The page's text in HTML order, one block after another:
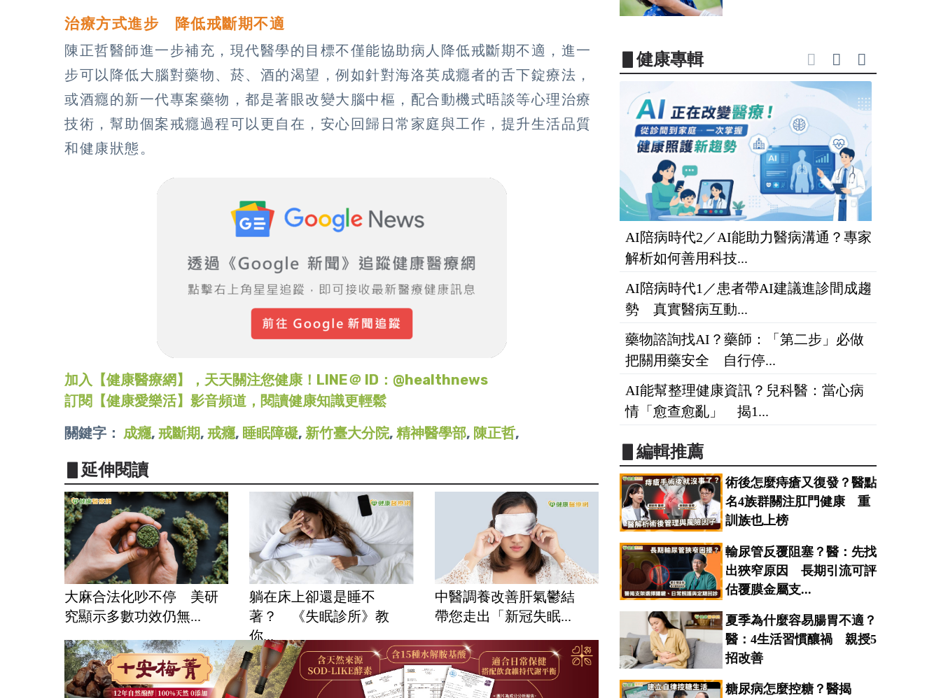
治療方式進步 降低戒斷期不適
陳正哲醫師進一步補充，現代醫學的目標不僅能協助病人降低戒斷期不適，進一
步可以降低大腦對藥物、菸、酒的渴望，例如針對海洛英成癮者的舌下錠療法，
或酒癮的新一代專案藥物，都是著眼改變大腦中樞，配合動機式晤談等心理治療
技術，幫助個案戒癮過程可以更自在，安心回歸日常家庭與工作，提升生活品質
和健康狀態。
加入【健康醫療網】，天天關注您健康！LINE＠ ID：@healthnews
訂閱【健康愛樂活】影音頻道，閱讀健康知識更輕鬆
關鍵字： 成癮, 戒斷期, 戒癮, 睡眠障礙, 新竹臺大分院, 精神醫學部, 陳正哲,
▋延伸閱讀
大麻合法化吵不停 美研
究顯示多數功效仍無...
躺在床上卻還是睡不
著？ 《失眠診所》教
你...
中醫調養改善肝氣鬱結
帶您走出「新冠失眠...
▋健康專輯
AI陪病時代2／AI能助力醫病溝通？專家
解析如何善用科技...
AI陪病時代1／患者帶AI建議進診間成趨
勢 真實醫病互動...
藥物諮詢找AI？藥師：「第二步」必做
把關用藥安全 自行停...
AI能幫整理健康資訊？兒科醫：當心病
情「愈查愈亂」 揭1...
▋編輯推薦
術後怎麼痔瘡又復發？醫點
名4族群關注肛門健康 重
訓族也上榜
輸尿管反覆阻塞？醫：先找
出狹窄原因 長期引流可評
估覆膜金屬支...
夏季為什麼容易腸胃不適？
醫：4生活習慣釀禍 親授5
招改善
糖尿病怎麼控糖？醫揭